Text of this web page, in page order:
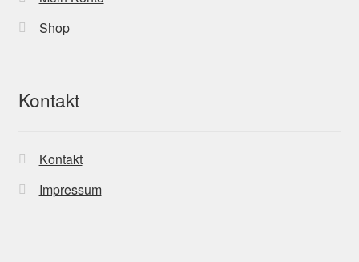
Shop
Kontakt
Kontakt
Impressum